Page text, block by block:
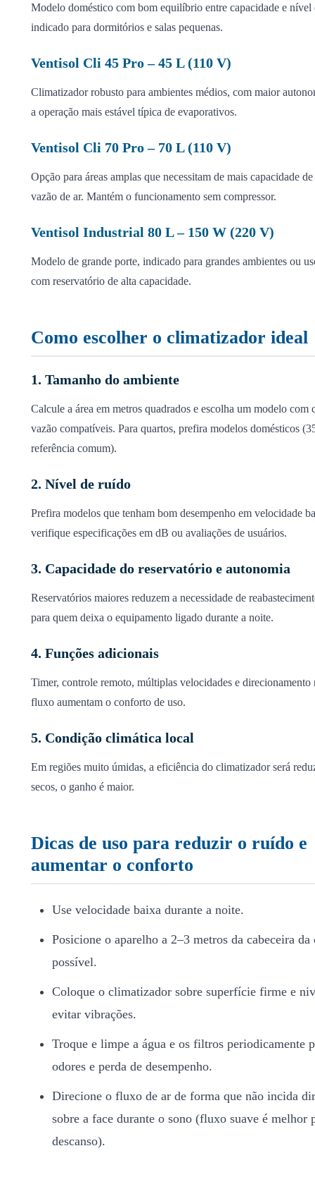
Modelo doméstico com bom equilíbrio entre capacidade e nível
indicado para dormitórios e salas pequenas.
Ventisol Cli 45 Pro – 45 L (110 V)
Climatizador robusto para ambientes médios, com maior
a operação mais estável típica de evaporativos.
Ventisol Cli 70 Pro – 70 L (110 V)
Opção para áreas amplas que necessitam de mais capacidade
vazão de ar. Mantém o funcionamento sem compressor.
Ventisol Industrial 80 L – 150 W (220 V)
Modelo de grande porte, indicado para grandes ambientes ou
com reservatório de alta capacidade.
Como escolher o climatizador ideal
1. Tamanho do ambiente
Calcule a área em metros quadrados e escolha um modelo com
vazão compatíveis. Para quartos, prefira modelos domésticos
referência comum).
2. Nível de ruído
Prefira modelos que tenham bom desempenho em velocidade
verifique especificações em dB ou avaliações de usuários.
3. Capacidade do reservatório e autonomia
Reservatórios maiores reduzem a necessidade de
para quem deixa o equipamento ligado durante a noite.
4. Funções adicionais
Timer, controle remoto, múltiplas velocidades e direcionamento
fluxo aumentam o conforto de uso.
5. Condição climática local
Em regiões muito úmidas, a eficiência do climatizador será
secos, o ganho é maior.
Dicas de uso para reduzir o ruído e
aumentar o conforto
Use velocidade baixa durante a noite.
Posicione o aparelho a 2–3 metros da cabeceira da
possível.
Coloque o climatizador sobre superfície firme e
evitar vibrações.
Troque e limpe a água e os filtros periodicamente
odores e perda de desempenho.
Direcione o fluxo de ar de forma que não incida
sobre a face durante o sono (fluxo suave é melhor
descanso).